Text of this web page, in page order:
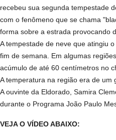
recebeu sua segunda tempestade
com o fenômeno que se chama
forma sobre a estrada provocando
A tempestade de neve que atingiu
fim de semana. Em algumas
acúmulo de até 60 centímetros no
A temperatura na região era de um
A ouvinte da Eldorado, Samira
durante o Programa João Paulo
VEJA O VÍDEO ABAIXO: